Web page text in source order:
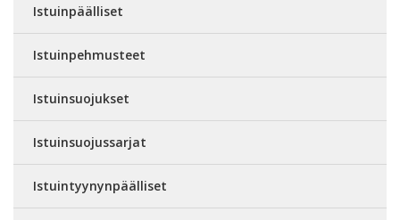
Istuinpäälliset
Istuinpehmusteet
Istuinsuojukset
Istuinsuojussarjat
Istuintyynynpäälliset